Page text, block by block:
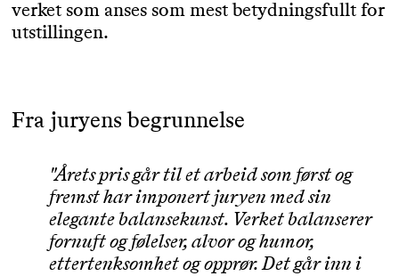
verket som anses som mest betydningsfullt for
utstillingen.
Fra juryens begrunnelse
"Årets pris går til et arbeid som først og
fremst har imponert juryen med sin
elegante balansekunst. Verket balanserer
fornuft og følelser, alvor og humor,
ettertenksomhet og opprør. Det går inn i